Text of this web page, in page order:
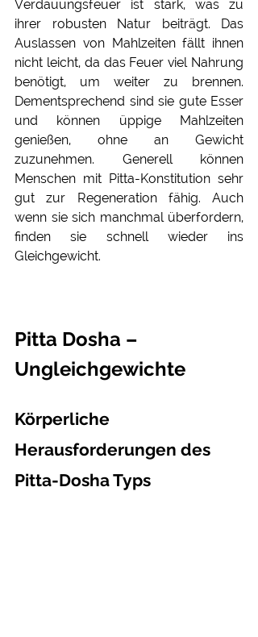
Verdauungsfeuer ist stark, was zu
ihrer robusten Natur beiträgt. Das
Auslassen von Mahlzeiten fällt ihnen
nicht leicht, da das Feuer viel Nahrung
benötigt, um weiter zu brennen.
Dementsprechend sind sie gute Esser
und können üppige Mahlzeiten
genießen, ohne an Gewicht
zuzunehmen. Generell können
Menschen mit Pitta-Konstitution sehr
gut zur Regeneration fähig. Auch
wenn sie sich manchmal überfordern,
finden sie schnell wieder ins
Gleichgewicht.
Pitta Dosha –
Ungleichgewichte
Körperliche
Herausforderungen des
Pitta-Dosha Typs